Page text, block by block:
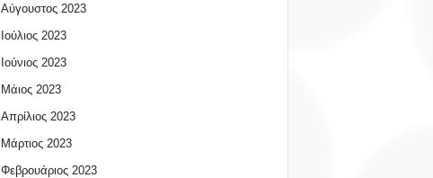
Αύγουστος 2023
Ιούλιος 2023
Ιούνιος 2023
Μάιος 2023
Απρίλιος 2023
Μάρτιος 2023
Φεβρουάριος 2023